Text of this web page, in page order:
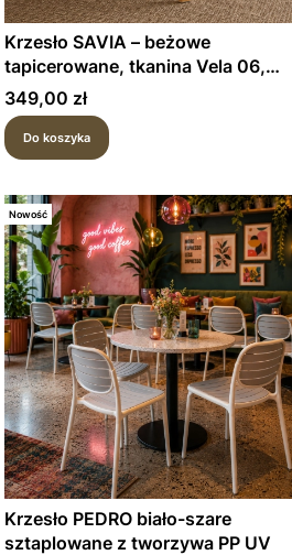
Krzesło SAVIA – beżowe
tapicerowane, tkanina Vela 06,
stelaż naturalny dąb
Cena
349,00 zł
Do koszyka
Nowość
Krzesło PEDRO biało-szare
sztaplowane z tworzywa PP UV